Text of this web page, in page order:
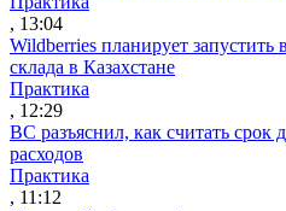
, 13:04
Wildberries планирует
склада в Казахстане
Практика
, 12:29
ВС разъяснил, как считать срок
расходов
Практика
, 11:12